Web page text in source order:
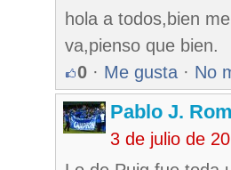
hola a todos,bien
va,pienso que bien.
0 · Me gusta · No
Pablo J.
3 de julio de